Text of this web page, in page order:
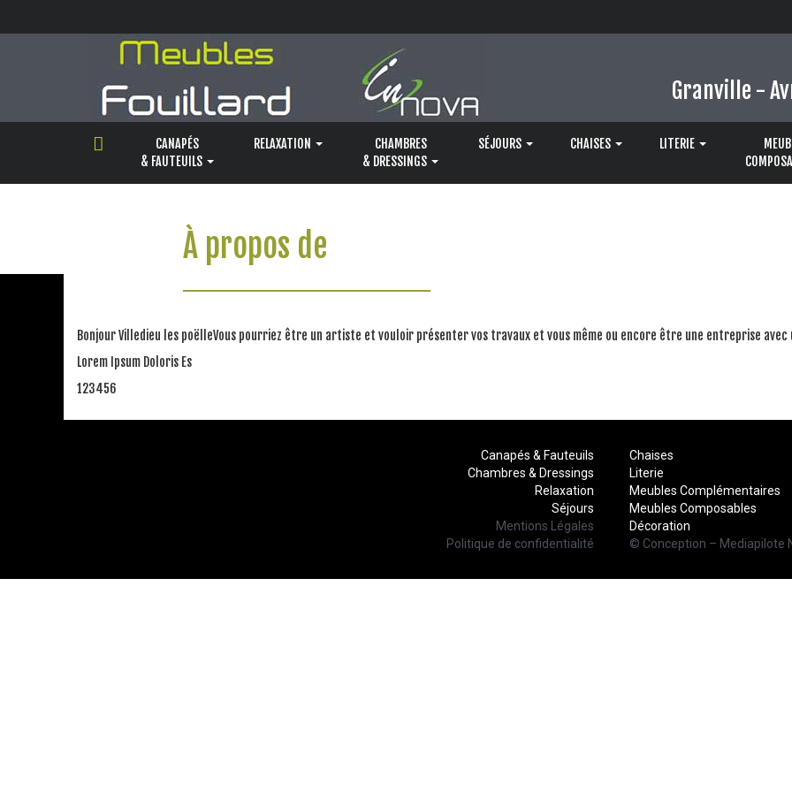
Granville -
CANAPÉS
& FAUTEUILS
RELAXATION
CHAMBRES
& DRESSINGS
SÉJOURS CHAISES LITERIE
À propos de
Bonjour Villedieu les poëlleVous pourriez être un artiste et vouloir présenter vos travaux et vous même ou encore être une entreprise avec
Lorem Ipsum Doloris Es
123456
Canapés & Fauteuils
Chambres & Dressings
Relaxation
Séjours
Mentions Légales
Politique de confidentialité
Chaises
Literie
Meubles Complémentaires
Meubles Composables
Décoration
© Conception – Mediapilote